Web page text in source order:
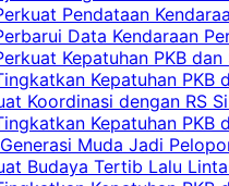
Pendataan
Data Kendaraan
Kepatuhan PKB
Kepatuhan PKB
Koordinasi dengan RS
Kepatuhan PKB
Muda Jadi
Budaya Tertib Lalu